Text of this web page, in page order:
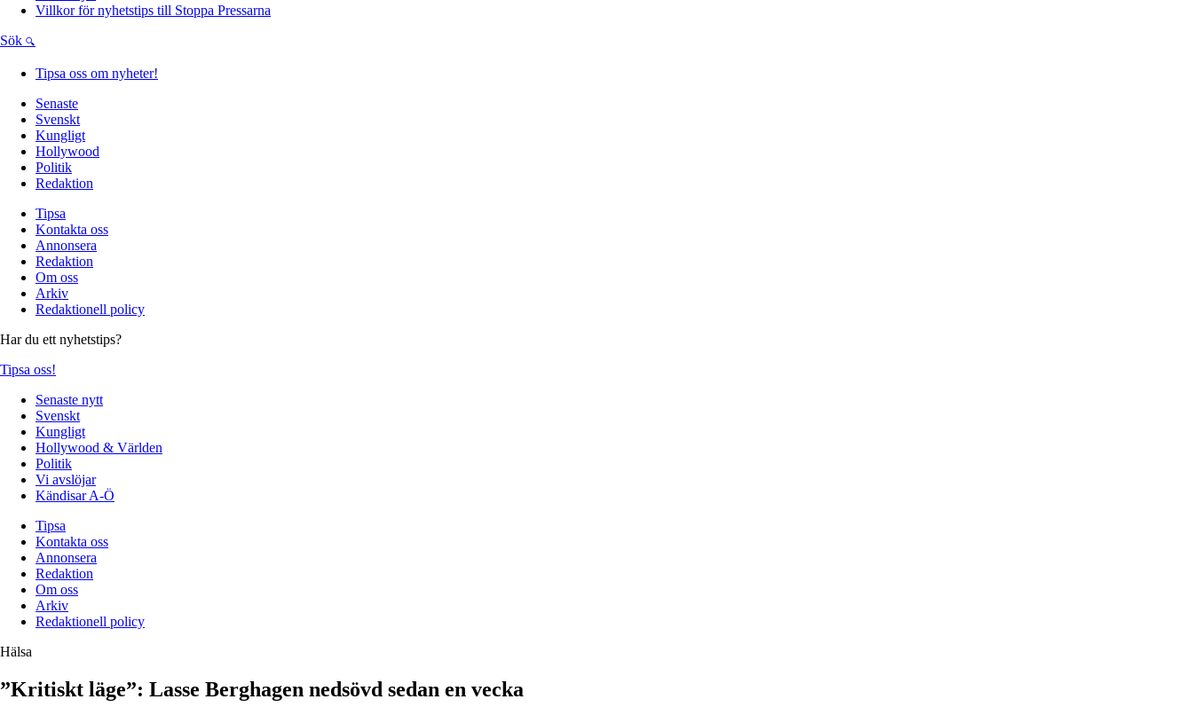
Villkor för nyhetstips till Stoppa Pressarna
Sök
Tipsa oss om nyheter!
Senaste
Svenskt
Kungligt
Hollywood
Politik
Redaktion
Tipsa
Kontakta oss
Annonsera
Redaktion
Om oss
Arkiv
Redaktionell policy
Har du ett nyhetstips?
Tipsa oss!
Senaste nytt
Svenskt
Kungligt
Hollywood & Världen
Politik
Vi avslöjar
Kändisar A-Ö
Tipsa
Kontakta oss
Annonsera
Redaktion
Om oss
Arkiv
Redaktionell policy
Hälsa
”Kritiskt läge”: Lasse Berghagen nedsövd sedan en vecka